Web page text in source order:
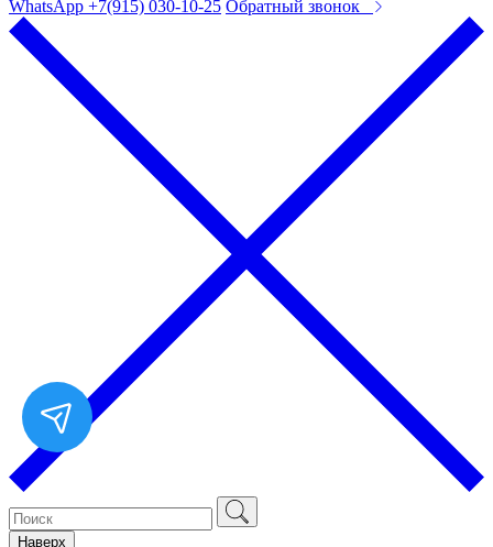
WhatsApp +7(915) 030-10-25 Обратный звонок
Наверх